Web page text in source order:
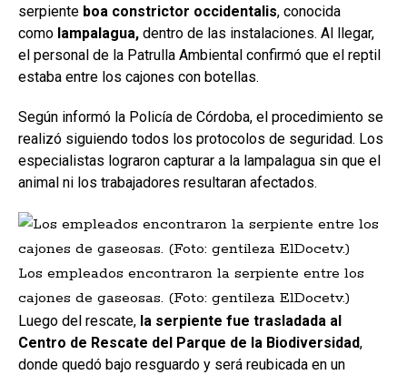
serpiente boa constrictor occidentalis, conocida
como lampalagua, dentro de las instalaciones. Al llegar,
el personal de la Patrulla Ambiental confirmó que el reptil
estaba entre los cajones con botellas.
Según informó la Policía de Córdoba, el procedimiento se
realizó siguiendo todos los protocolos de seguridad. Los
especialistas lograron capturar a la lampalagua sin que el
animal ni los trabajadores resultaran afectados.
Los empleados encontraron la serpiente entre los
cajones de gaseosas. (Foto: gentileza ElDocetv.)
Luego del rescate, la serpiente fue trasladada al
Centro de Rescate del Parque de la Biodiversidad,
donde quedó bajo resguardo y será reubicada en un